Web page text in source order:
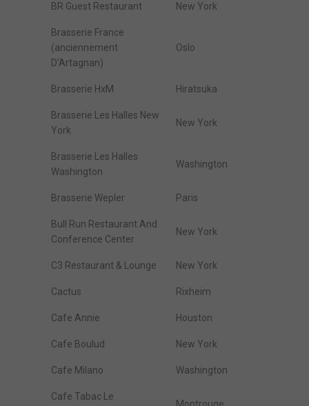
BR Guest Restaurant New York
Brasserie France
(anciennement
D'Artagnan)
Oslo
Brasserie HxM Hiratsuka
Brasserie Les Halles New
York
New York
Brasserie Les Halles
Washington
Washington
Brasserie Wepler Paris
Bull Run Restaurant And
Conference Center
New York
C3 Restaurant & Lounge New York
Cactus Rixheim
Cafe Annie Houston
Cafe Boulud New York
Cafe Milano Washington
Cafe Tabac Le